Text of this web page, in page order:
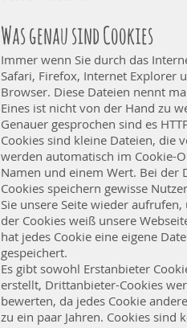
Was genau sind Cookies
Immer wenn Sie durch das
Safari, Firefox, Internet Explorer
Browser. Diese Dateien nennt
Eines ist nicht von der Hand zu
Genauer gesprochen sind es
Cookies sind kleine Dateien, die
werden automatisch im Cookie-
Namen und einem Wert. Bei der
Cookies speichern gewisse
Sie unsere Seite wieder
der Cookies weiß unsere
hat jedes Cookie eine eigene
gespeichert.
Es gibt sowohl Erstanbieter
erstellt, Drittanbieter-Cookies
bewerten, da jedes Cookie
zu ein paar Jahren. Cookies sind